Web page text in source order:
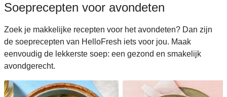
Soeprecepten voor avondeten
Zoek je makkelijke recepten voor het avondeten? Dan zijn
de soeprecepten van HelloFresh iets voor jou. Maak
eenvoudig de lekkerste soep: een gezond en smakelijk
avondgerecht.